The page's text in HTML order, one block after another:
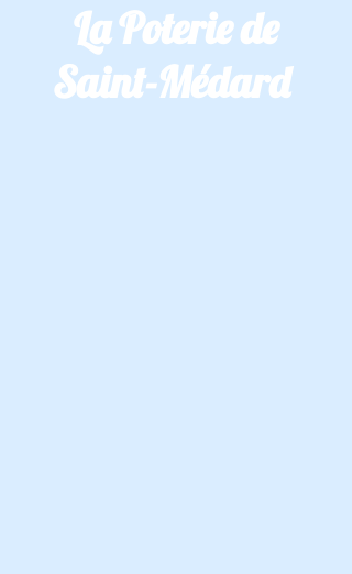
La Poterie de
Saint-Médard